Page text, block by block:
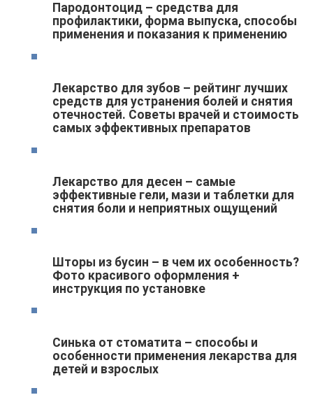
Пародонтоцид – средства для
профилактики, форма выпуска, способы
применения и показания к применению
Лекарство для зубов – рейтинг лучших
средств для устранения болей и снятия
отечностей. Советы врачей и стоимость
самых эффективных препаратов
Лекарство для десен – самые
эффективные гели, мази и таблетки для
снятия боли и неприятных ощущений
Шторы из бусин – в чем их особенность?
Фото красивого оформления +
инструкция по установке
Синька от стоматита – способы и
особенности применения лекарства для
детей и взрослых